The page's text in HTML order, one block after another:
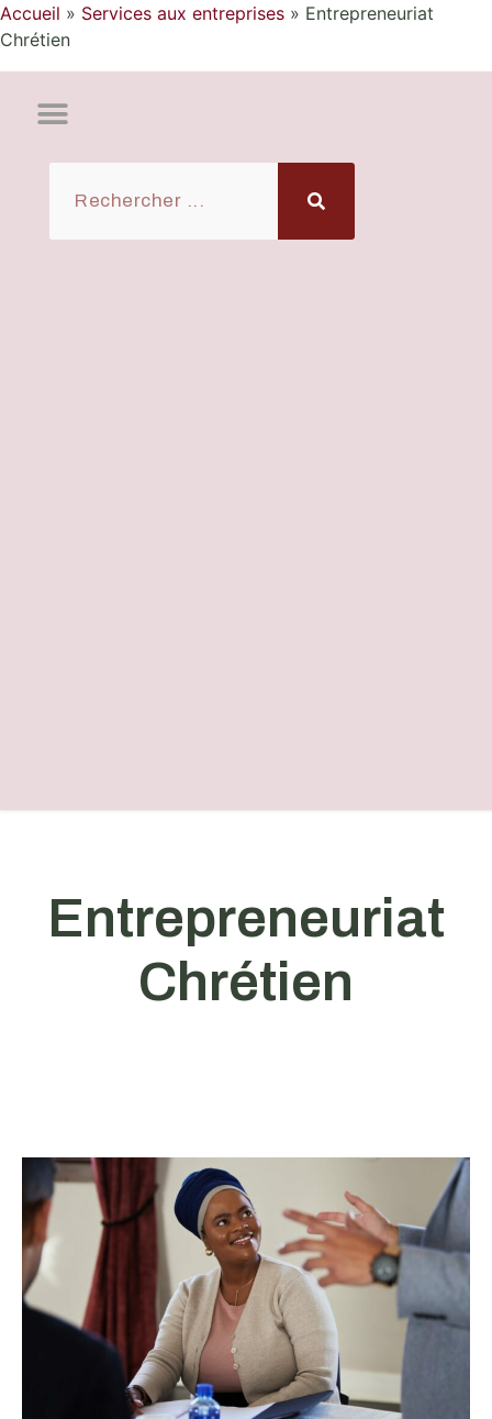
Accueil » Services aux entreprises » Entrepreneuriat
Chrétien
Entrepreneuriat
Chrétien